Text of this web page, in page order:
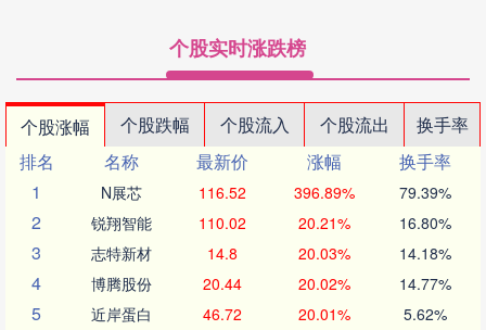
个股实时涨跌榜
个股涨幅 个股跌幅 个股流入 个股流出
换手率
排名
名称 最新价 涨幅
换手率
1
N展芯 116.52 396.89% 79.39%
2 锐翔智能 110.02 20.21% 16.80%
3 志特新材 14.8 20.03% 14.18%
4 博腾股份 20.44 20.02% 14.77%
5 近岸蛋白 46.72 20.01% 5.62%